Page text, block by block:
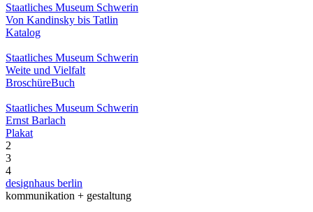
Staatliches Museum Schwerin
Von Kandinsky bis Tatlin
Katalog
Staatliches Museum Schwerin
Weite und Vielfalt
BroschüreBuch
Staatliches Museum Schwerin
Ernst Barlach
Plakat
2
3
4
designhaus berlin
kommunikation + gestaltung